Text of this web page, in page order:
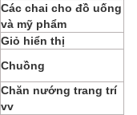
Các chai cho đồ uống
và mỹ phẩm
Giỏ hiển thị
Chuồng
Chăn nướng trang trí
vv